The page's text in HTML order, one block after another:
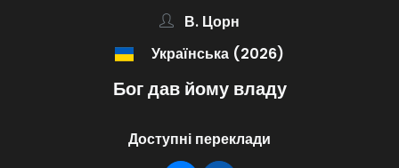
В. Цорн
Українська (2026)
Бог дав йому владу
Доступні переклади